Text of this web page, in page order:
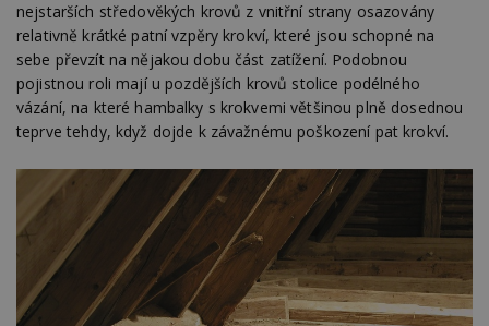
nejstarších středověkých krovů z vnitřní strany osazovány
relativně krátké patní vzpěry krokví, které jsou schopné na
sebe převzít na nějakou dobu část zatížení. Podobnou
pojistnou roli mají u pozdějších krovů stolice podélného
vázání, na které hambalky s krokvemi většinou plně dosednou
teprve tehdy, když dojde k závažnému poškození pat krokví.